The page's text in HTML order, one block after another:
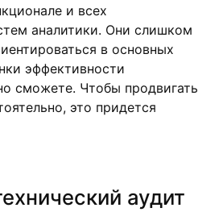
и всех
аналитики. Они слишком
в основных
эффективности
сможете. Чтобы продвигать
это придется
аудит